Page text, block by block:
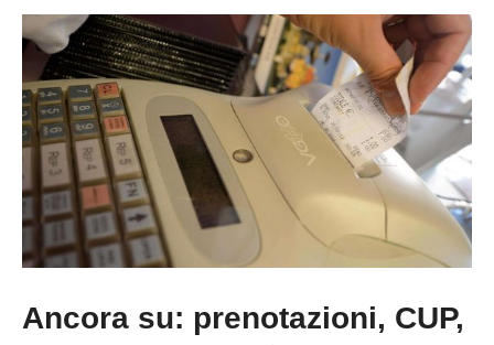
Ancora su: prenotazioni, CUP,